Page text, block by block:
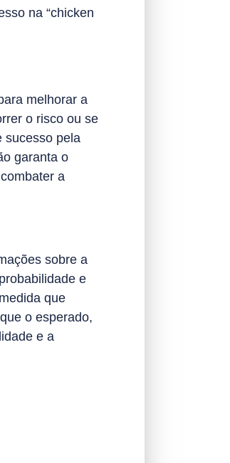
na “chicken
melhorar a
o risco ou se
sucesso pela
garanta o
a
sobre a
e
que
o esperado,
e a